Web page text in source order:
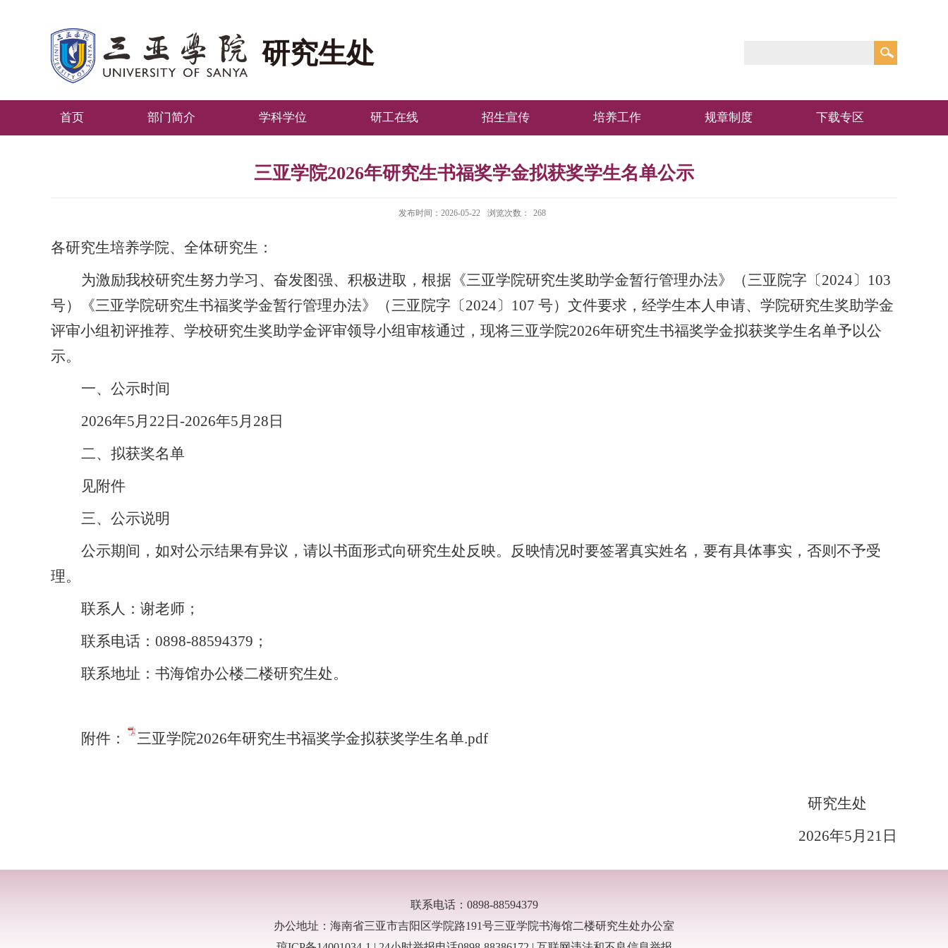
研究生处
首页 部门简介 学科学位 研工在线 招生宣传 培养工作 规章制度 下载专区
三亚学院2026年研究生书福奖学金拟获奖学生名单公示
发布时间：2026-05-22 浏览次数： 268
各研究生培养学院、全体研究生：
为激励我校研究生努力学习、奋发图强、积极进取，根据《三亚学院研究生奖助学金暂行管理办法》（三亚院字〔2024〕 103
号）《三亚学院研究生书福奖学金暂行管理办法》（三亚院字〔2024〕 107 号）文件要求，经学生本人申请、学院研究生奖助学金
评审小组初评推荐、学校研究生奖助学金评审领导小组审核通过，现将三亚学院2026年研究生书福奖学金拟获奖学生名单予以公
示。
一、公示时间
2026年5月 22 日 -2026年5月 28 日
二、拟获奖名单
见附件
三、公示说明
公示期间，如对公示结果有异议，请以书面形式向研究生处反映。反映情况时要签署真实姓名，要有具体事实，否则不予受
理。
联系人：谢老师；
联系电话： 0898-88594379 ；
联系地址：书海馆办公楼二楼研究生处。
附件： 三亚学院2026年研究生书福奖学金拟获奖学生名单.pdf
研究生处
2026年5月 21 日
联系电话：0898-88594379
办公地址：海南省三亚市吉阳区学院路191号三亚学院书海馆二楼研究生处办公室